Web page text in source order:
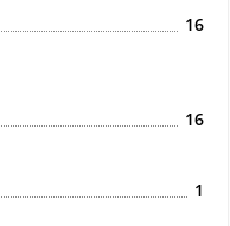
16
16
1